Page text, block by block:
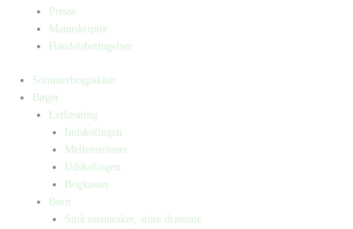
Presse
Manuskripter
Handelsbetingelser
Sommerbogpakker
Bøger
Letlæsning
Indskolingen
Mellemtrinnet
Udskolingen
Bogkasser
Børn
Små mennesker, store drømme